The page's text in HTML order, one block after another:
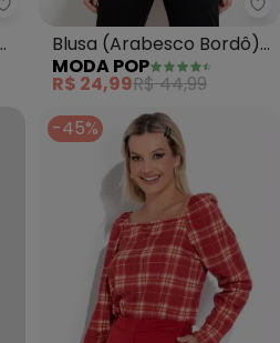
Rovitex - Blusa Manga Longa
Blusa (Arabesco Bordô)
com Mangas Longas
MODA POP
R$ 24,99R$ 44,99
-45%